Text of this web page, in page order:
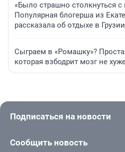
«Было страшно столкнуться с
Популярная блогерша из
рассказала об отдыхе в Грузии
Сыграем в «Ромашку»?
которая взбодрит мозг не
Подписаться на новости
Сообщить новость